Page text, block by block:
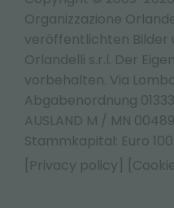
Organizzazione
veröffentlichten Bilder
Orlandelli s.r.l. Der
vorbehalten. Via
Abgabenordnung
AUSLAND M / MN
Stammkapital: Euro
[Privacy policy]